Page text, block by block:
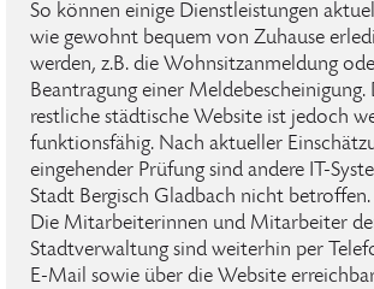
So können einige Dienstleistungen
wie gewohnt bequem von Zuhause
werden, z.B. die Wohnsitzanmeldung
Beantragung einer Meldebescheinigung.
restliche städtische Website ist jedoch
funktionsfähig. Nach aktueller
eingehender Prüfung sind andere IT-
Stadt Bergisch Gladbach nicht betroffen.
Die Mitarbeiterinnen und Mitarbeiter
Stadtverwaltung sind weiterhin per
E-Mail sowie über die Website